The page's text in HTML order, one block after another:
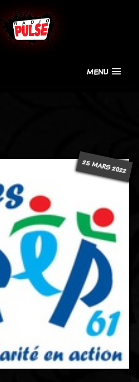
MENU
25 MARS 2022